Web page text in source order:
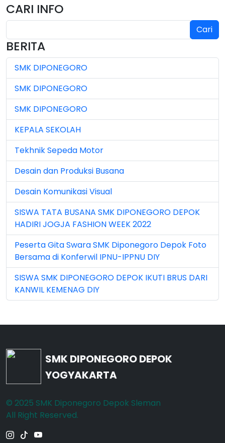
Jan 2025 (4)
Jul 2025 (3)
Jul 2026 (4)
Jun 2023 (7)
Jun 2024 (3)
Jun 2025 (1)
Jun 2026 (5)
Mar 2023 (8)
Mar 2024 (1)
Mar 2026 (3)
May 2026 (16)
Nov 2022 (101)
Nov 2023 (5)
Nov 2025 (15)
Sep 2023 (6)
Sep 2024 (7)
Sep 2025 (6)
CARI INFO
Cari
BERITA
SMK DIPONEGORO
SMK DIPONEGORO
SMK DIPONEGORO
KEPALA SEKOLAH
Tekhnik Sepeda Motor
Desain dan Produksi Busana
Desain Komunikasi Visual
SISWA TATA BUSANA SMK DIPONEGORO DEPOK
HADIRI JOGJA FASHION WEEK 2022
Peserta Gita Swara SMK Diponegoro Depok Foto
Bersama di Konferwil IPNU-IPPNU DIY
SISWA SMK DIPONEGORO DEPOK IKUTI BRUS DARI
KANWIL KEMENAG DIY
SMK DIPONEGORO DEPOK
YOGYAKARTA
© 2025 SMK Diponegoro Depok Sleman
All Right Reserved.